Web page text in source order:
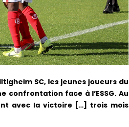
SC, les jeunes joueurs du
confrontation face à l’ESSG. Au
avec la victoire […] trois mois